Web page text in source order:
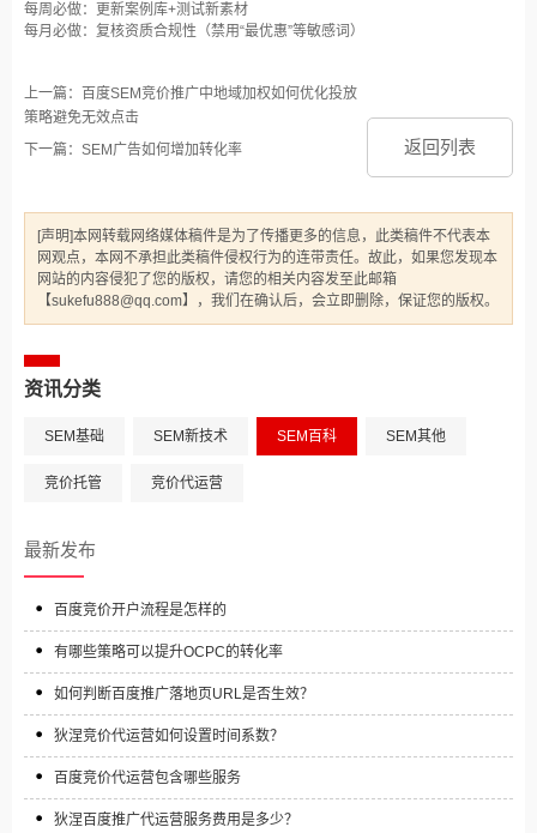
每周必做：更新案例库+测试新素材‌
每月必做：复核资质合规性（禁用“最优惠”等敏感词）
上一篇：百度SEM竞价推广中地域加权如何优化投放
策略避免无效点击
下一篇：SEM广告如何增加转化率
返回列表
[声明]本网转载网络媒体稿件是为了传播更多的信息，此类稿件不代表本
网观点，本网不承担此类稿件侵权行为的连带责任。故此，如果您发现本
网站的内容侵犯了您的版权，请您的相关内容发至此邮箱
【sukefu888@qq.com】，我们在确认后，会立即删除，保证您的版权。
资讯分类
SEM基础 SEM新技术 SEM百科 SEM其他
竞价托管 竞价代运营
最新发布
百度竞价开户流程是怎样的
有哪些策略可以提升OCPC的转化率
如何判断百度推广落地页URL是否生效？
狄涅竞价代运营如何设置时间系数？
百度竞价代运营包含哪些服务
狄涅百度推广代运营服务费用是多少？